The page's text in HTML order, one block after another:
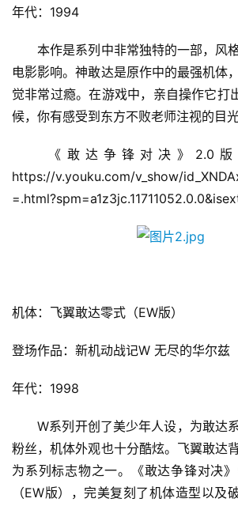
年代：1994
本作是系列中非常独特的一部，风
电影影响。神敢达是原作中的最强机体
觉非常过瘾。在游戏中，亲自操作它打
候，你有感受到东方不败老师注视的目光
《敢达争锋对决》2.0版
https://v.youku.com/v_show/
机体：飞翼敢达零式（EW版）
登场作品：新机动战记W 无尽的华尔兹
年代：1998
W系列开创了美少年人设，为敢达
粉丝，机体外观也十分酷炫。飞翼敢达
为系列标志物之一。《敢达争锋对决
（EW版），完美复刻了机体造型以及